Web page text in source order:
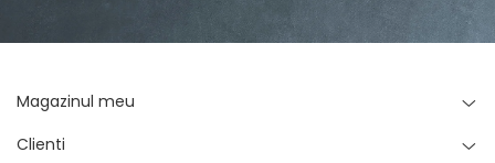
Magazinul meu
Clienti